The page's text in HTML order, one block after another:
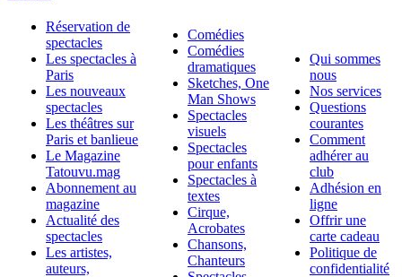
Réservation de
spectacles
Les spectacles à
Paris
Les nouveaux
spectacles
Les théâtres sur
Paris et banlieue
Le Magazine
Tatouvu.mag
Abonnement au
magazine
Actualité des
spectacles
Les artistes,
auteurs,
Comédies
Comédies
dramatiques
Sketches, One
Man Shows
Spectacles
visuels
Spectacles
pour enfants
Spectacles à
textes
Cirque,
Acrobates
Chansons,
Chanteurs
Qui sommes
nous
Nos services
Questions
courantes
Comment
adhérer au
club
Adhésion en
ligne
Offrir une
carte cadeau
Politique de
confidentialité